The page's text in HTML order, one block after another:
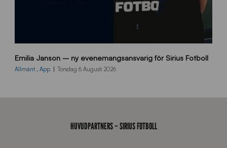
0
0
Emilia Janson – ny evenemangsansvarig för Sirius Fotboll
Allmänt App Torsdag 6 Augusti 2026
HUVUDPARTNERS – SIRIUS FOTBOLL